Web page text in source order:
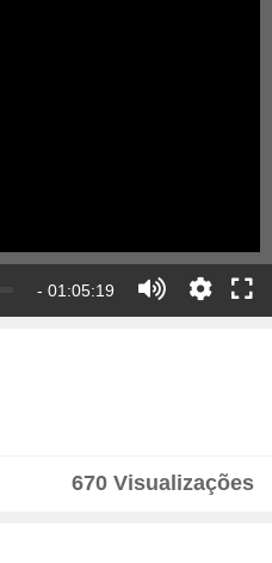
- 01:05:19
670 Visualizações